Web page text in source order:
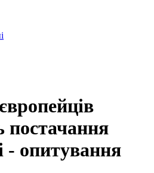
постачання
- опитування